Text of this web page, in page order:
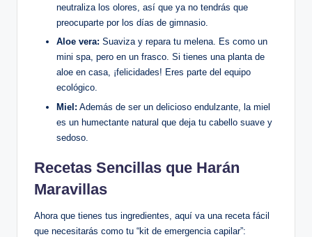
neutraliza los olores, así que ya no tendrás que
preocuparte por los días de gimnasio.
Aloe vera: Suaviza y repara tu melena. Es como un
mini spa, pero en un frasco. Si tienes una planta de
aloe en casa, ¡felicidades! Eres parte del equipo
ecológico.
Miel: Además de ser un delicioso endulzante, la miel
es un humectante natural que deja tu cabello suave y
sedoso.
Recetas Sencillas que Harán
Maravillas
Ahora que tienes tus ingredientes, aquí va una receta fácil
que necesitarás como tu “kit de emergencia capilar”: